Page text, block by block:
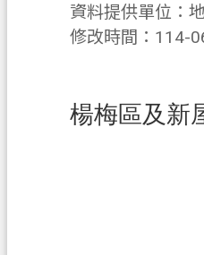
資料提供單位：
修改時間：114-
楊梅區及新